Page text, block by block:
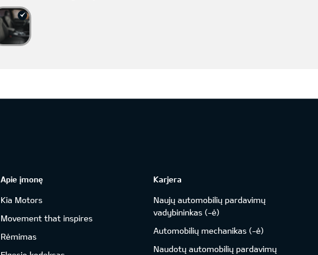
Apie įmonę
Kia Motors
Movement that inspires
Rėmimas
Karjera
Naujų automobilių pardavimų
vadybininkas (-ė)
Automobilių mechanikas (-ė)
Naudotų automobilių pardavimų